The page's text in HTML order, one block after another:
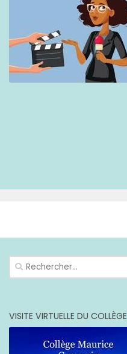
Rechercher :
VISITE VIRTUELLE DU COLLÈGE